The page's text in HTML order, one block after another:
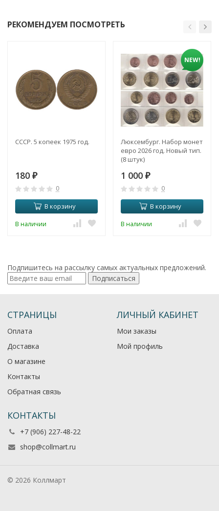
РЕКОМЕНДУЕМ ПОСМОТРЕТЬ
СССР. 5 копеек 1975 год.
180 ₽
0
В корзину
В наличии
NEW!
Люксембург. Набор монет
евро 2026 год. Новый тип.
(8 штук)
1 000 ₽
0
В корзину
В наличии
Подпишитесь на рассылку самых актуальных предложений.
Подписаться
СТРАНИЦЫ
Оплата
Доставка
О магазине
Контакты
Обратная связь
ЛИЧНЫЙ КАБИНЕТ
Мои заказы
Мой профиль
КОНТАКТЫ
+7 (906) 227-48-22
shop@collmart.ru
© 2026 Коллмарт